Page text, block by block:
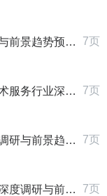
趋势预测报告 7页
前景趋势预测报告 7页
趋势预测报告 7页
景趋势预测报告 7页